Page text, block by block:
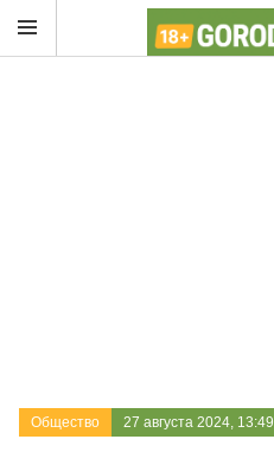
Общество 27 августа 2024, 13:49